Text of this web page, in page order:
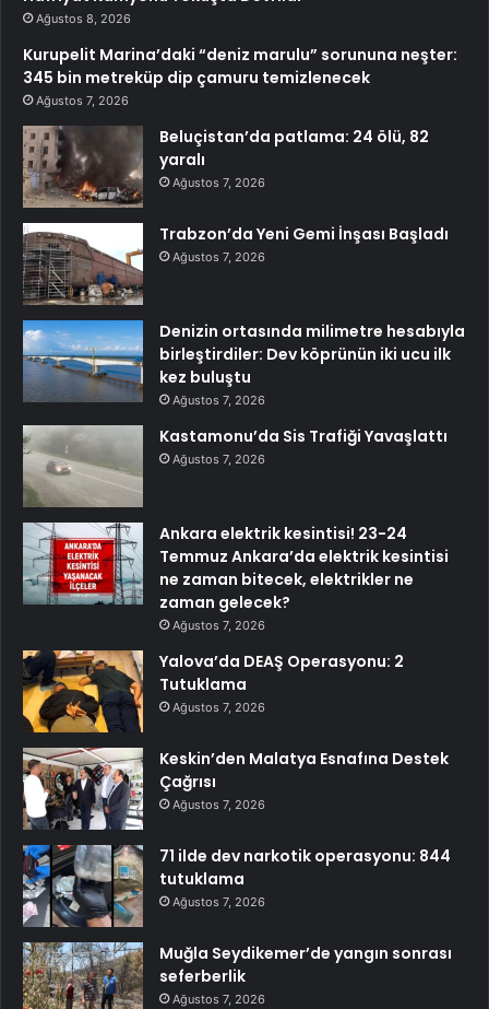
Ağustos 8, 2026
Kurupelit Marina’daki “deniz marulu” sorununa neşter:
345 bin metreküp dip çamuru temizlenecek
Ağustos 7, 2026
Beluçistan’da patlama: 24 ölü, 82
yaralı
Ağustos 7, 2026
Trabzon’da Yeni Gemi İnşası Başladı
Ağustos 7, 2026
Denizin ortasında milimetre hesabıyla
birleştirdiler: Dev köprünün iki ucu ilk
kez buluştu
Ağustos 7, 2026
Kastamonu’da Sis Trafiği Yavaşlattı
Ağustos 7, 2026
Ankara elektrik kesintisi! 23-24
Temmuz Ankara’da elektrik kesintisi
ne zaman bitecek, elektrikler ne
zaman gelecek?
Ağustos 7, 2026
Yalova’da DEAŞ Operasyonu: 2
Tutuklama
Ağustos 7, 2026
Keskin’den Malatya Esnafına Destek
Çağrısı
Ağustos 7, 2026
71 ilde dev narkotik operasyonu: 844
tutuklama
Ağustos 7, 2026
Muğla Seydikemer’de yangın sonrası
seferberlik
Ağustos 7, 2026